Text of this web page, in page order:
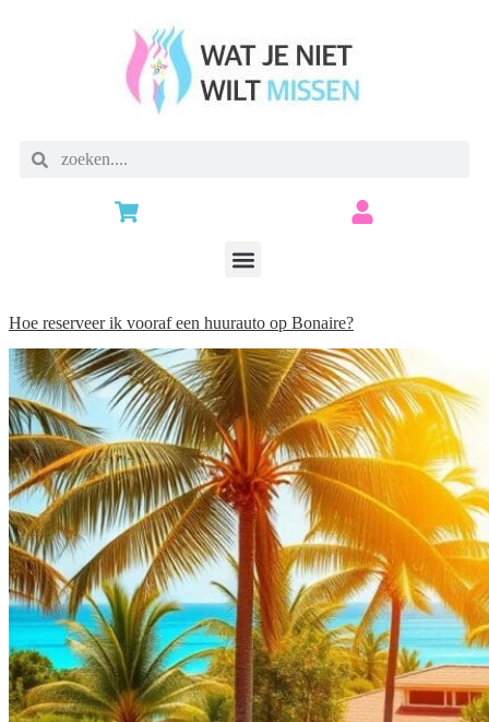
Hoe reserveer ik vooraf een huurauto op Bonaire?